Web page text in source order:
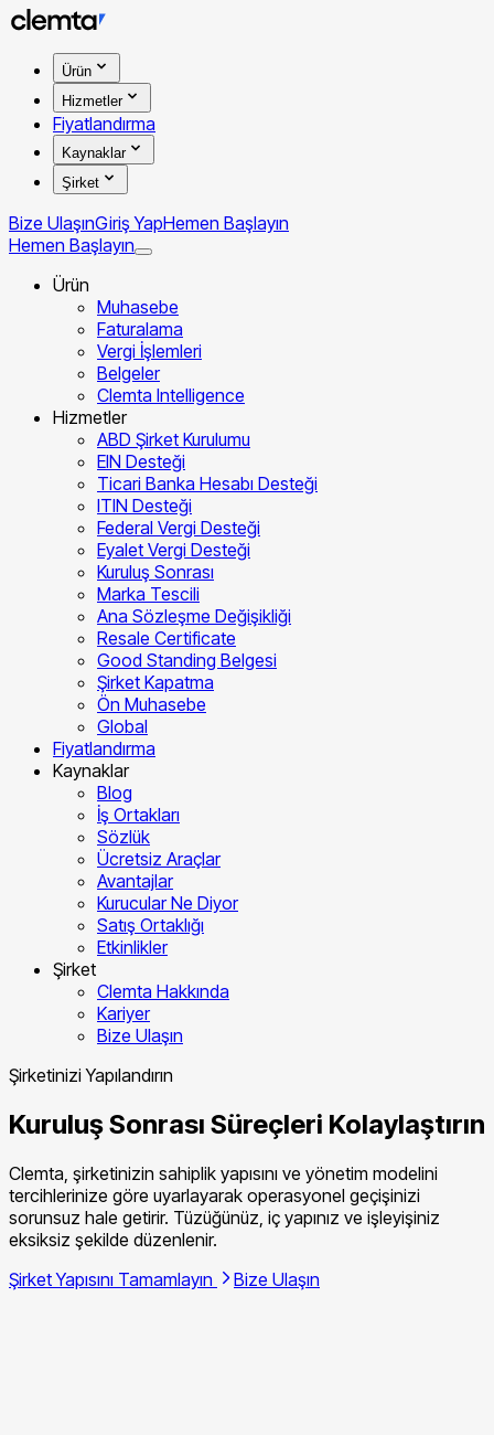
Ürün
Hizmetler
Fiyatlandırma
Kaynaklar
Şirket
Bize UlaşınGiriş YapHemen Başlayın
Hemen Başlayın
Ürün
Muhasebe
Faturalama
Vergi İşlemleri
Belgeler
Clemta Intelligence
Hizmetler
ABD Şirket Kurulumu
EIN Desteği
Ticari Banka Hesabı Desteği
ITIN Desteği
Federal Vergi Desteği
Eyalet Vergi Desteği
Kuruluş Sonrası
Marka Tescili
Ana Sözleşme Değişikliği
Resale Certificate
Good Standing Belgesi
Şirket Kapatma
Ön Muhasebe
Global
Fiyatlandırma
Kaynaklar
Blog
İş Ortakları
Sözlük
Ücretsiz Araçlar
Avantajlar
Kurucular Ne Diyor
Satış Ortaklığı
Etkinlikler
Şirket
Clemta Hakkında
Kariyer
Bize Ulaşın
Şirketinizi Yapılandırın
Kuruluş Sonrası Süreçleri Kolaylaştırın
Clemta, şirketinizin sahiplik yapısını ve yönetim modelini
tercihlerinize göre uyarlayarak operasyonel geçişinizi
sorunsuz hale getirir. Tüzüğünüz, iç yapınız ve işleyişiniz
eksiksiz şekilde düzenlenir.
Şirket Yapısını Tamamlayın
Bize Ulaşın